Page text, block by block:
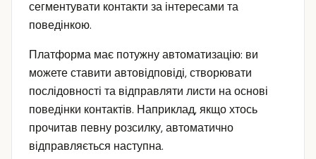
сегментувати контакти за інтересами та
поведінкою.
Платформа має потужну автоматизацію: ви
можете ставити автовідповіді, створювати
послідовності та відправляти листи на основі
поведінки контактів. Наприклад, якщо хтось
прочитав певну розсилку, автоматично
відправляється наступна.